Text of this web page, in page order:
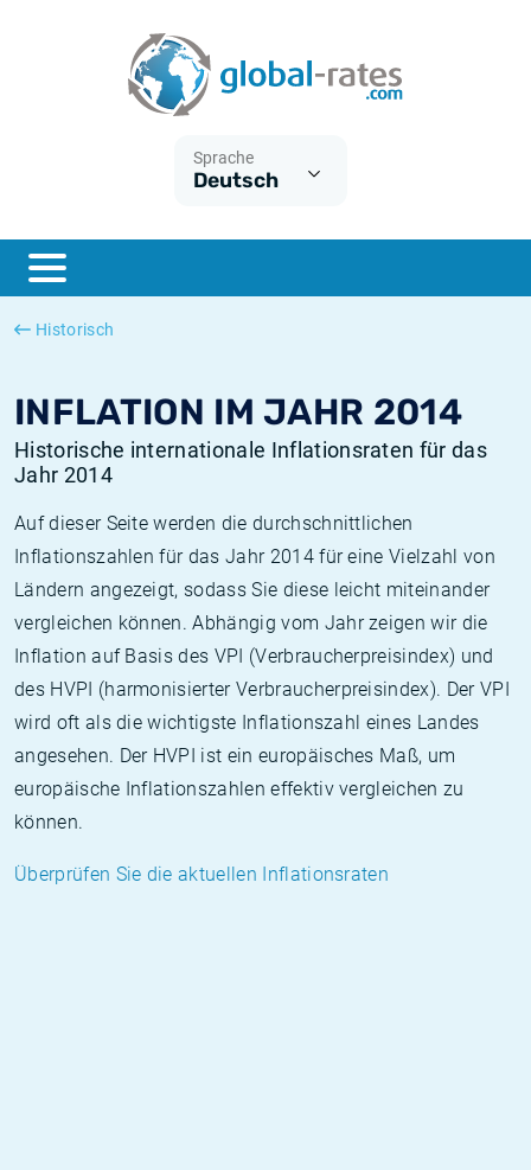
Sprache
Deutsch
Historisch
INFLATION IM JAHR 2014
Historische internationale Inflationsraten für das
Jahr 2014
Auf dieser Seite werden die durchschnittlichen
Inflationszahlen für das Jahr 2014 für eine Vielzahl von
Ländern angezeigt, sodass Sie diese leicht miteinander
vergleichen können. Abhängig vom Jahr zeigen wir die
Inflation auf Basis des VPI (Verbraucherpreisindex) und
des HVPI (harmonisierter Verbraucherpreisindex). Der VPI
wird oft als die wichtigste Inflationszahl eines Landes
angesehen. Der HVPI ist ein europäisches Maß, um
europäische Inflationszahlen effektiv vergleichen zu
können.
Überprüfen Sie die aktuellen Inflationsraten
ESTER
SONIA
Was ist die VPI-Inflation?
Was ist die HVPI-Inflation?
Deutsche inflation
Europäische inflation
Historische Euribor-Sätze
Historische ESTER-Sätze
Historische SOFR-Sätze
Historische SONIA-Sätze
Inflationsrechner